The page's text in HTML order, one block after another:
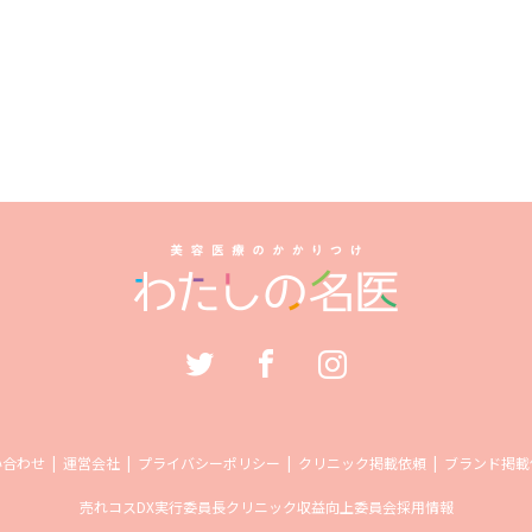
わせ 運営会社 プライバシーポリシー クリニック掲載依頼 ブランド掲
売れコスDX実行委員長クリニック収益向上委員会採用情報